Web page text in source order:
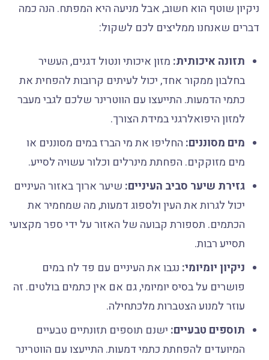
ניקיון שוטף הוא חשוב, אבל מניעה היא המפתח. הנה כמה
דברים שאנחנו ממליצים לכם לשקול:
תזונה איכותית:מזון איכותי ונטול דגנים, העשיר
בחלבון ממקור אחד, יכול לעיתים קרובות להפחית את
כתמי הדמעות. התייעצו עם הווטרינר שלכם לגבי מעבר
למזון היפואלרגני במידת הצורך.
מים מסוננים:החליפו את מי הברז במים מסוננים או
מים מזוקקים. הפחתת מינרלים וכלור עשויה לסייע.
גזירת שיער סביב העיניים:שיער ארוך באזור העיניים
יכול לגרות את העין ולספוג דמעות, מה שמחמיר את
הכתמים. תספורת קבועה של האזור על ידי ספר מקצועי
תסייע רבות.
ניקיון יומיומי:נגבו את העיניים עם פד לח במים
פושרים על בסיס יומיומי, גם אם אין כתמים בולטים. זה
עוזר למנוע הצטברות מלכתחילה.
תוספים טבעיים:ישנם תוספים תזונתיים טבעיים
המיועדים להפחתת כתמי דמעות. התייעצו עם הווטרינר